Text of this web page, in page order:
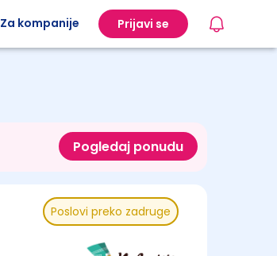
Za kompanije Prijavi se
Pogledaj ponudu
Poslovi preko zadruge